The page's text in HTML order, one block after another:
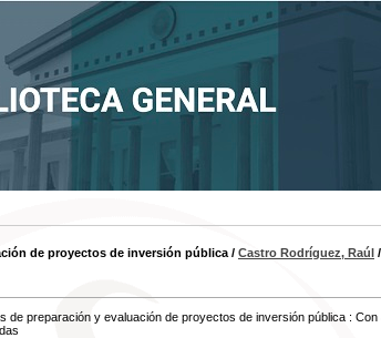
de proyectos de inversión pública / Castro Rodríguez, Raúl
de preparación y evaluación de proyectos de inversión pública : Con